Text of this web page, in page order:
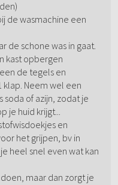
de wasmachine een
de schone was in gaat.
kast opbergen
de tegels en
klap. Neem wel een
of azijn, zodat je
huid krijgt...
en
het grijpen, bv in
heel snel even wat kan
maar dan zorgt je